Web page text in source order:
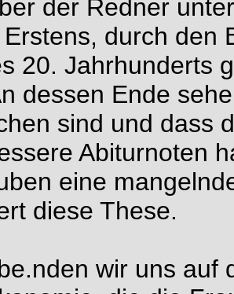
der Redner
durch den
20. Jahrhunderts
dessen Ende
sind und dass
Abiturnoten
eine
diese These.
wir uns auf